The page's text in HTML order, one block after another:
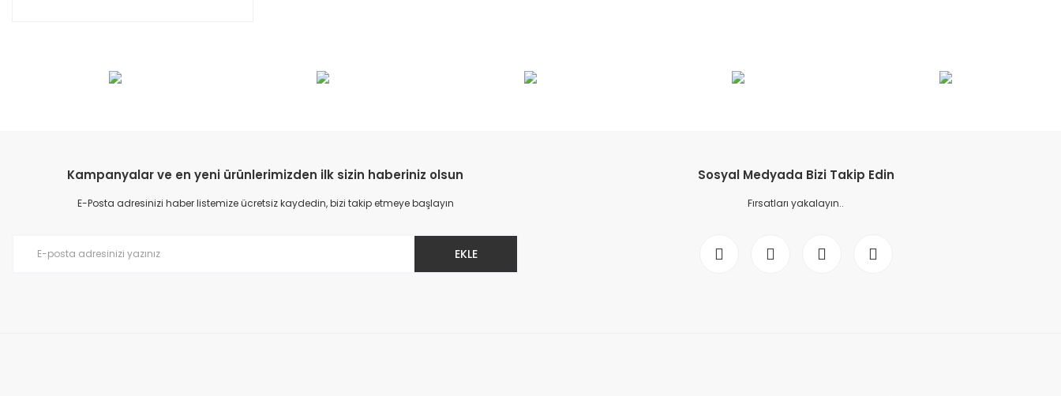
Kampanyalar ve en yeni ürünlerimizden ilk sizin haberiniz olsun
E-Posta adresinizi haber listemize ücretsiz kaydedin, bizi takip etmeye başlayın
EKLE
Sosyal Medyada Bizi Takip Edin
Fırsatları yakalayın..